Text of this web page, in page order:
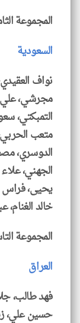
المجموعة
السعودية
نواف
مجرشي، علي
التمبكتي،
متعب
الدوسري،
الجهني،
يحيى، فراس
خالد الغنام،
المجموعة
العراق
فهد طالب،
حسين علي،